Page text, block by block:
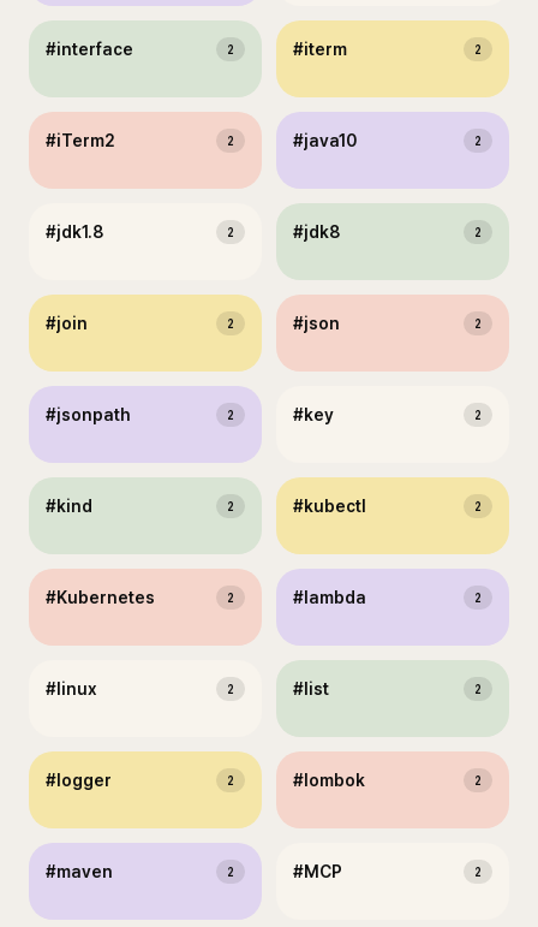
#interface 2 #iterm 2
#iTerm2 2 #java10 2
#jdk1.8 2 #jdk8 2
#join 2 #json 2
#jsonpath 2 #key 2
#kind 2 #kubectl 2
#Kubernetes 2 # lambda 2
# linux 2 # list 2
# logger 2 # lombok 2
#maven 2 #MCP 2